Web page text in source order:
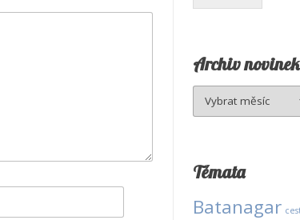
Archiv novinek
Archiv
novinek
Témata
Batanagar